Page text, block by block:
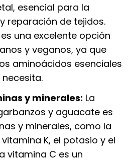
esencial para la
reparación de tejidos.
una excelente opción
y veganos, ya que
aminoácidos esenciales
y minerales: La
y aguacate es
y minerales, como la
K, el potasio y el
vitamina C es un